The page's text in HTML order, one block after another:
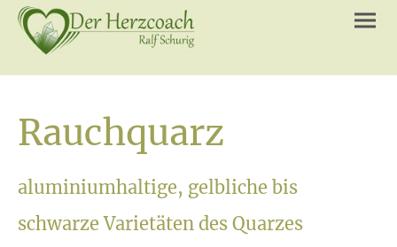
Rauchquarz
aluminiumhaltige, gelbliche bis
schwarze Varietäten des Quarzes